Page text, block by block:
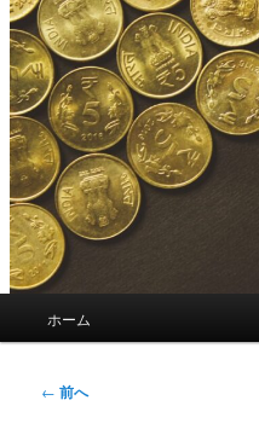
ホーム
投← 前へ